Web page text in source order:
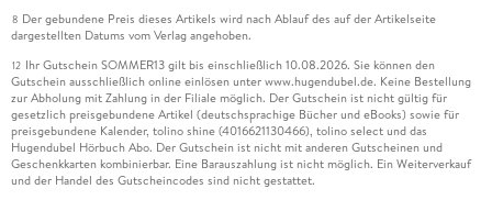
8 Der gebundene Preis dieses Artikels wird nach Ablauf des auf der Artikelseite
dargestellten Datums vom Verlag angehoben.
12 Ihr Gutschein SOMMER13 gilt bis einschließlich 10.08.2026. Sie können den
Gutschein ausschließlich online einlösen unter www.hugendubel.de. Keine Bestellung
zur Abholung mit Zahlung in der Filiale möglich. Der Gutschein ist nicht gültig für
gesetzlich preisgebundene Artikel (deutschsprachige Bücher und eBooks) sowie für
preisgebundene Kalender, tolino shine (4016621130466), tolino select und das
Hugendubel Hörbuch Abo. Der Gutschein ist nicht mit anderen Gutscheinen und
Geschenkkarten kombinierbar. Eine Barauszahlung ist nicht möglich. Ein Weiterverkauf
und der Handel des Gutscheincodes sind nicht gestattet.